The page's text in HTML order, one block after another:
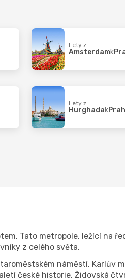
Lety z
Amsterdamk
Lety z
Hurghadak
Tato metropole, ležící na
z celého světa.
náměstí. Karlův
české historie. Židovská